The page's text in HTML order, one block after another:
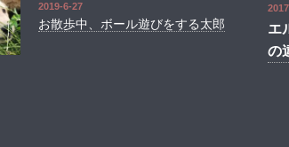
2019-6-27
お散歩中、ボール遊びをする太郎
エ
の